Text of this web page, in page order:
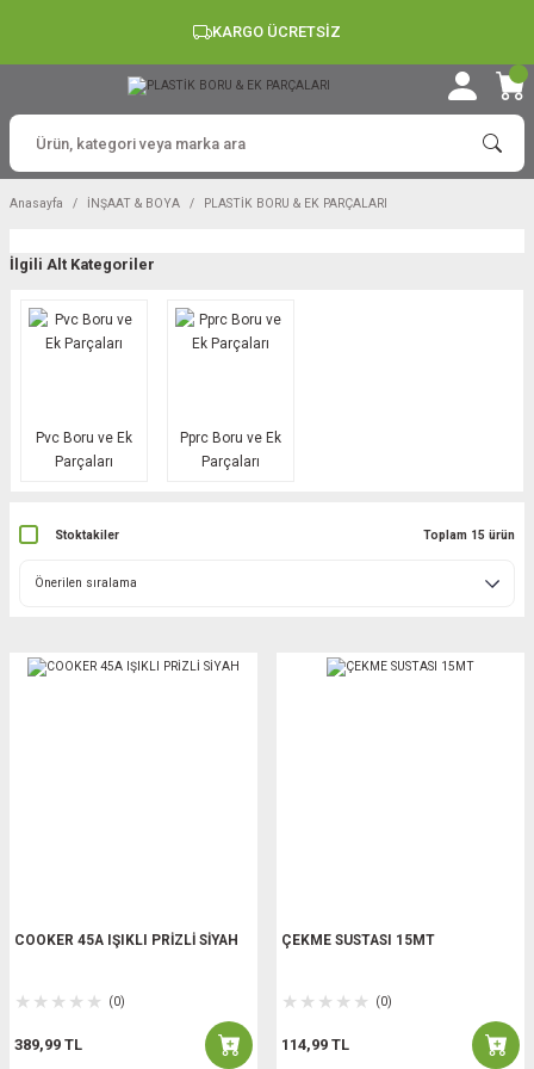
KARGO ÜCRETSİZ
Anasayfa İNŞAAT & BOYA PLASTİK BORU & EK PARÇALARI
İlgili Alt Kategoriler
Pvc Boru ve Ek
Parçaları
Pprc Boru ve Ek
Parçaları
Stoktakiler Toplam 15 ürün
COOKER 45A IŞIKLI PRİZLİ SİYAH
(0)
389,99 TL
ÇEKME SUSTASI 15MT
(0)
114,99 TL